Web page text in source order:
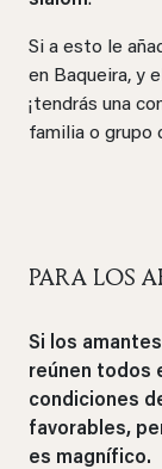
Si a esto le
en Baqueira, y
¡tendrás una
familia o grupo
PARA LOS
Si los
reúnen todos
condiciones
favorables,
es magnífico.